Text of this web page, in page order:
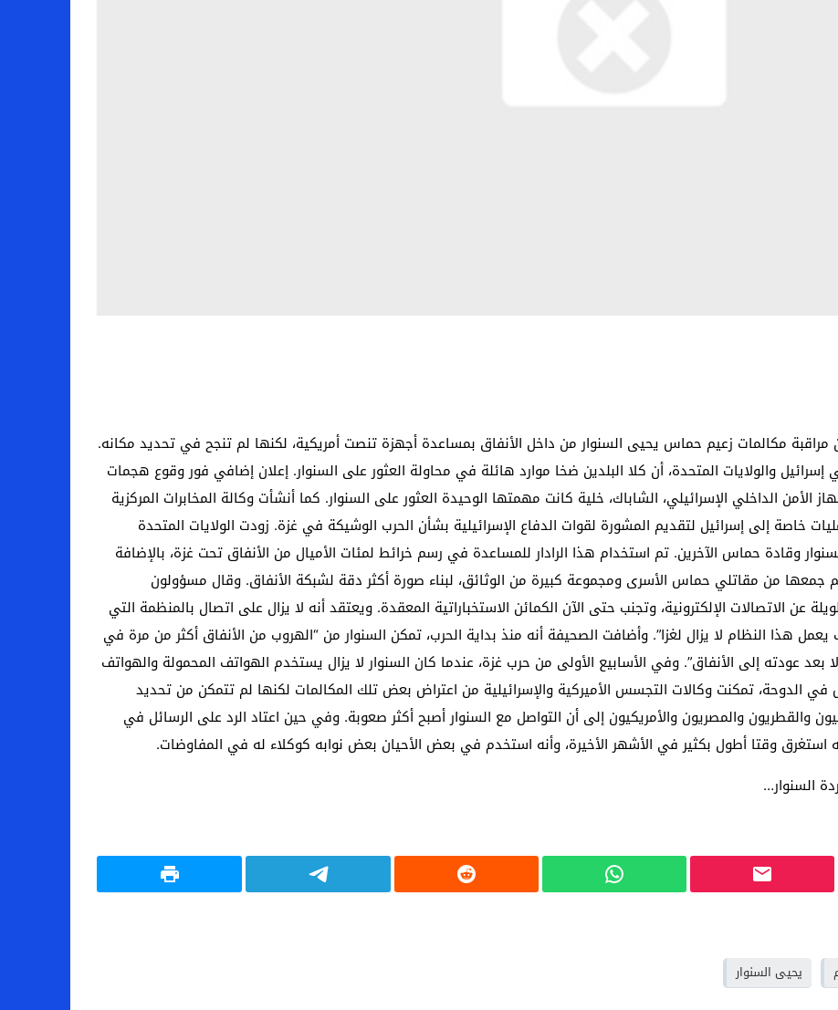
مكالمات زعيم حماس يحيى السنوار من داخل الأنفاق بمساعدة أجهزة تنصت أمريكية، لكنها لم تنجح في تحديد مكانه.
والولايات المتحدة، أن كلا البلدين ضخا موارد هائلة في محاولة العثور على السنوار. إعلان إضافي فور وقوع هجمات
الأمن الداخلي الإسرائيلي، الشاباك، خلية كانت مهمتها الوحيدة العثور على السنوار. كما أنشأت وكالة المخابرات المركزية
خاصة إلى إسرائيل لتقديم المشورة لقوات الدفاع الإسرائيلية بشأن الحرب الوشيكة في غزة. زودت الولايات المتحدة
وقادة حماس الآخرين. تم استخدام هذا الرادار للمساعدة في رسم خرائط لمئات الأميال من الأنفاق تحت غزة، بالإضافة
جمعها من مقاتلي حماس الأسرى ومجموعة كبيرة من الوثائق، لبناء صورة أكثر دقة لشبكة الأنفاق. وقال مسؤولون
عن الاتصالات الإلكترونية، وتجنب حتى الآن الكمائن الاستخباراتية المعقدة. ويعتقد أنه لا يزال على اتصال بالمنظمة التي
هذا النظام لا يزال لغزا”. وأضافت الصحيفة أنه منذ بداية الحرب، تمكن السنوار من “الهروب من الأنفاق أكثر من مرة في
عودته إلى الأنفاق”. وفي الأسابيع الأولى من حرب غزة، عندما كان السنوار لا يزال يستخدم الهواتف المحمولة والهواتف
تمكنت وكالات التجسس الأميركية والإسرائيلية من اعتراض بعض تلك المكالمات لكنها لم تتمكن من تحديد
والقطريون والمصريون والأمريكيون إلى أن التواصل مع السنوار أصبح أكثر صعوبة. وفي حين اعتاد الرد على الرسائل في
وقتا أطول بكثير في الأشهر الأخيرة، وأنه استخدم في بعض الأحيان بعض نوابه كوكلاء له في المفاوضات.
السنوار…
يحيى السنوار